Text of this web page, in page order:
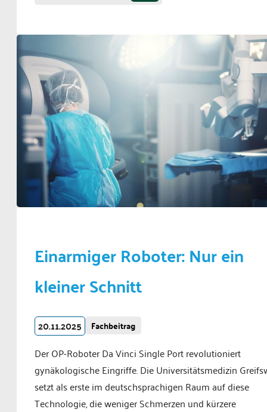
Einarmiger Roboter: Nur ein
kleiner Schnitt
20.11.2025 Fachbeitrag
Der OP-Roboter Da Vinci Single Port revolutioniert
gynäkologische Eingriffe. Die Universitätsmedizin
setzt als erste im deutschsprachigen Raum auf diese
Technologie, die weniger Schmerzen und kürzere